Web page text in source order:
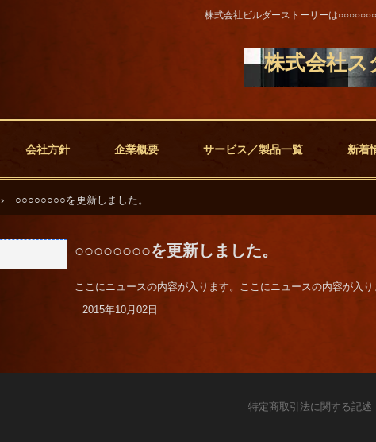
株式会社ス
株式会社ビルダーストーリーは
会社方針 企業概要 サービス／製品一覧 新着
› ○○○○○○○○を更新しました。
○○○○○○○○を更新しました。
ここにニュースの内容が入ります。ここにニュースの内容が入
2015年10月02日
特定商取引法に関する記述